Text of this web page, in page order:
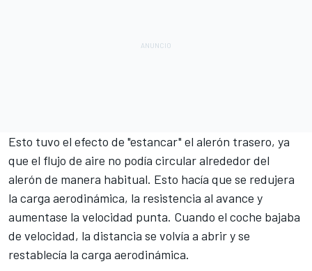
Esto tuvo el efecto de "estancar" el alerón trasero, ya
que el flujo de aire no podía circular alrededor del
alerón de manera habitual. Esto hacía que se redujera
la carga aerodinámica, la resistencia al avance y
aumentase la velocidad punta. Cuando el coche bajaba
de velocidad, la distancia se volvía a abrir y se
restablecía la carga aerodinámica.